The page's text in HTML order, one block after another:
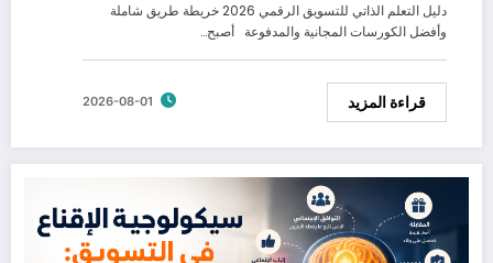
​دليل التعلم الذاتي للتسويق الرقمي 2026 خريطة طريق شاملة
وأفضل الكورسات المجانية والمدفوعة أصبح…
قراءة المزيد 2026-08-01